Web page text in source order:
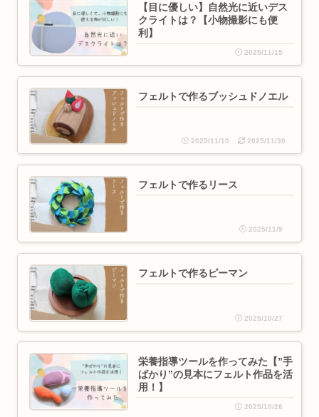
【目に優しい】自然光に近いデス
クライトは？【小物撮影にも便
利】
2025/11/15
フェルトで作るブッシュドノエル
2025/11/10 2025/11/30
フェルトで作るリース
2025/11/9
フェルトで作るピーマン
2025/10/27
栄養指導ツールを作ってみた【”手
ばかり”の見本にフェルト作品を活
用！】
2025/10/26